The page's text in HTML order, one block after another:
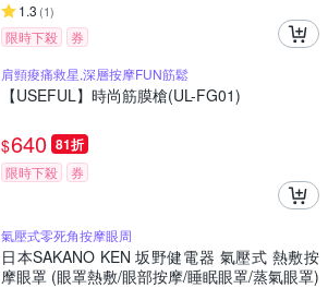
1.3 (1)
限時下殺 券
肩頸痠痛救星,深層按摩FUN筋鬆
【USEFUL】時尚筋膜槍(UL-FG01)
$640 81折
限時下殺 券
氣壓式零死角按摩眼周
日本SAKANO KEN 坂野健電器 氣壓式 熱敷按
摩眼罩 (眼罩熱敷/眼部按摩/睡眠眼罩/蒸氣眼罩)